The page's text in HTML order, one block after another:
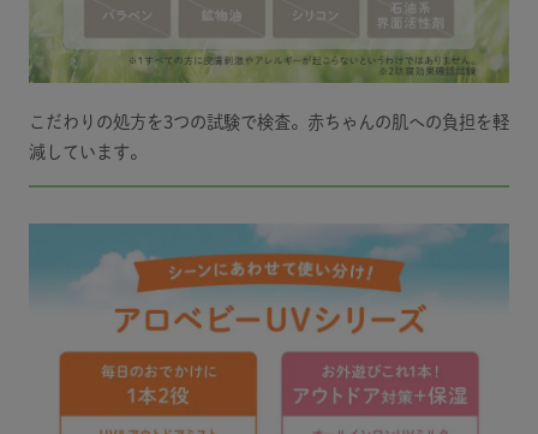
こだわりの処方を3つの試験で検査。赤ちゃんの肌への負担を軽
減しています。